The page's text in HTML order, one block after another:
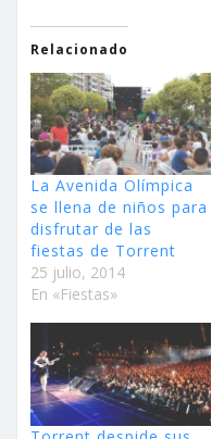
Relacionado
La Avenida Olímpica
se llena de niños para
disfrutar de las
fiestas de Torrent
25 julio, 2014
En «Fiestas»